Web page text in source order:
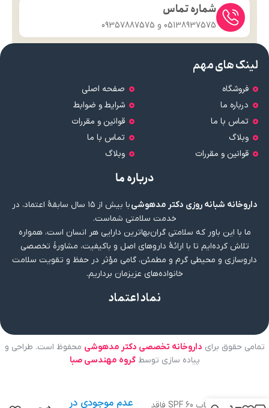
شماره تماس
05138937575 و 09357887575
لینک های مهم
فروشگاه
درباره ما
تماس با ما
وبلاگ
قوانین و مقررات
صفحه اصلی
شرایط و ضوابط
قوانین و مقررات
تماس با ما
وبلاگ
درباره ما
داروخانه شبانه روزی دکتر مدهوشی
با بیش از ۱۵ سال سابقهٔ اعتماد، در
خدمت سلامتی شماست.
ما با این باور که سلامتی گران‌بهاترین دارایی هر انسان است، همواره
تلاش کرده‌ایم تا با ارائهٔ داروهای اصل و باکیفیت، مشاورهٔ تخصصی
داروسازی و محیطی گرم و مطمئن، گامی مؤثر در حفظ و تقویت سلامت
خانواده‌های عزیزمان برداریم.
نماد اعتماد
تمامی حقوق برای داروخانه تخصصی دکتر مدهوشی محفوظ است. طراحی و
پیاده سازی توسطگروه مهندسی صبا
ضد افتاب SPF 60 فاقد عدم موجودی در